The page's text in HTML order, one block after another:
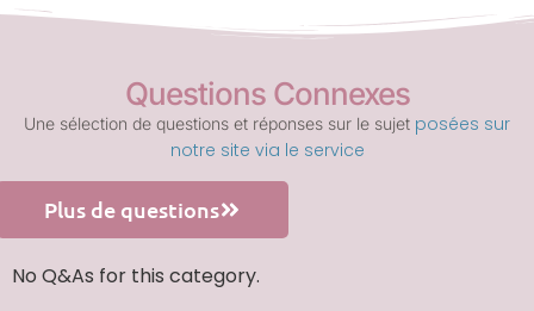
Questions Connexes
Une sélection de questions et réponses sur le sujet posées sur
notre site via le service
Plus de questions
No Q&As for this category.